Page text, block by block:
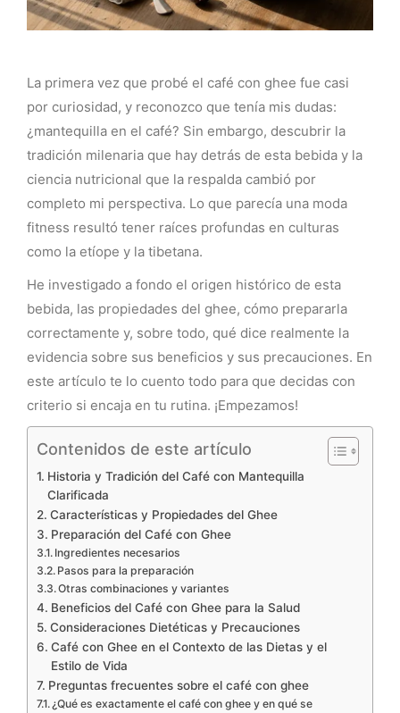
La primera vez que probé el café con ghee fue casi
por curiosidad, y reconozco que tenía mis dudas:
¿mantequilla en el café? Sin embargo, descubrir la
tradición milenaria que hay detrás de esta bebida y la
ciencia nutricional que la respalda cambió por
completo mi perspectiva. Lo que parecía una moda
fitness resultó tener raíces profundas en culturas
como la etíope y la tibetana.
He investigado a fondo el origen histórico de esta
bebida, las propiedades del ghee, cómo prepararla
correctamente y, sobre todo, qué dice realmente la
evidencia sobre sus beneficios y sus precauciones. En
este artículo te lo cuento todo para que decidas con
criterio si encaja en tu rutina. ¡Empezamos!
Contenidos de este artículo
Historia y Tradición del Café con Mantequilla
Clarificada
Características y Propiedades del Ghee
Preparación del Café con Ghee
Ingredientes necesarios
Pasos para la preparación
Otras combinaciones y variantes
Beneficios del Café con Ghee para la Salud
Consideraciones Dietéticas y Precauciones
Café con Ghee en el Contexto de las Dietas y el
Estilo de Vida
Preguntas frecuentes sobre el café con ghee
¿Qué es exactamente el café con ghee y en qué se